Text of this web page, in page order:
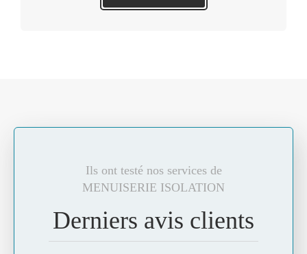
Ils ont testé nos services de
MENUISERIE ISOLATION
Derniers avis clients